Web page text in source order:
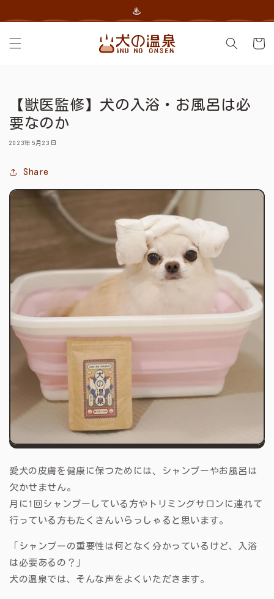
ツに進む
♨
ー
【獣医監修】犬の入浴・お風呂は必
要なのか
2023年5月23日
Share
愛犬の皮膚を健康に保つためには、シャンプーやお風呂は
欠かせません。
月に1回シャンプーしている方やトリミングサロンに連れて
行っている方もたくさんいらっしゃると思います。
「シャンプーの重要性は何となく分かっているけど、入浴
は必要あるの？」
犬の温泉では、そんな声をよくいただきます。